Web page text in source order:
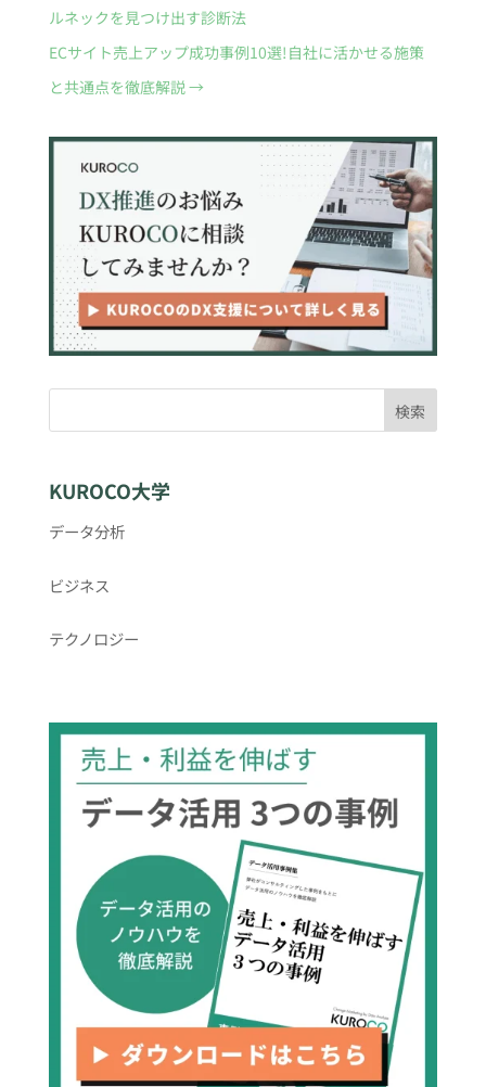
ルネックを見つけ出す診断法
ECサイト売上アップ成功事例10選!自社に活かせる施策
と共通点を徹底解説→
検索
KUROCO大学
データ分析
ビジネス
テクノロジー